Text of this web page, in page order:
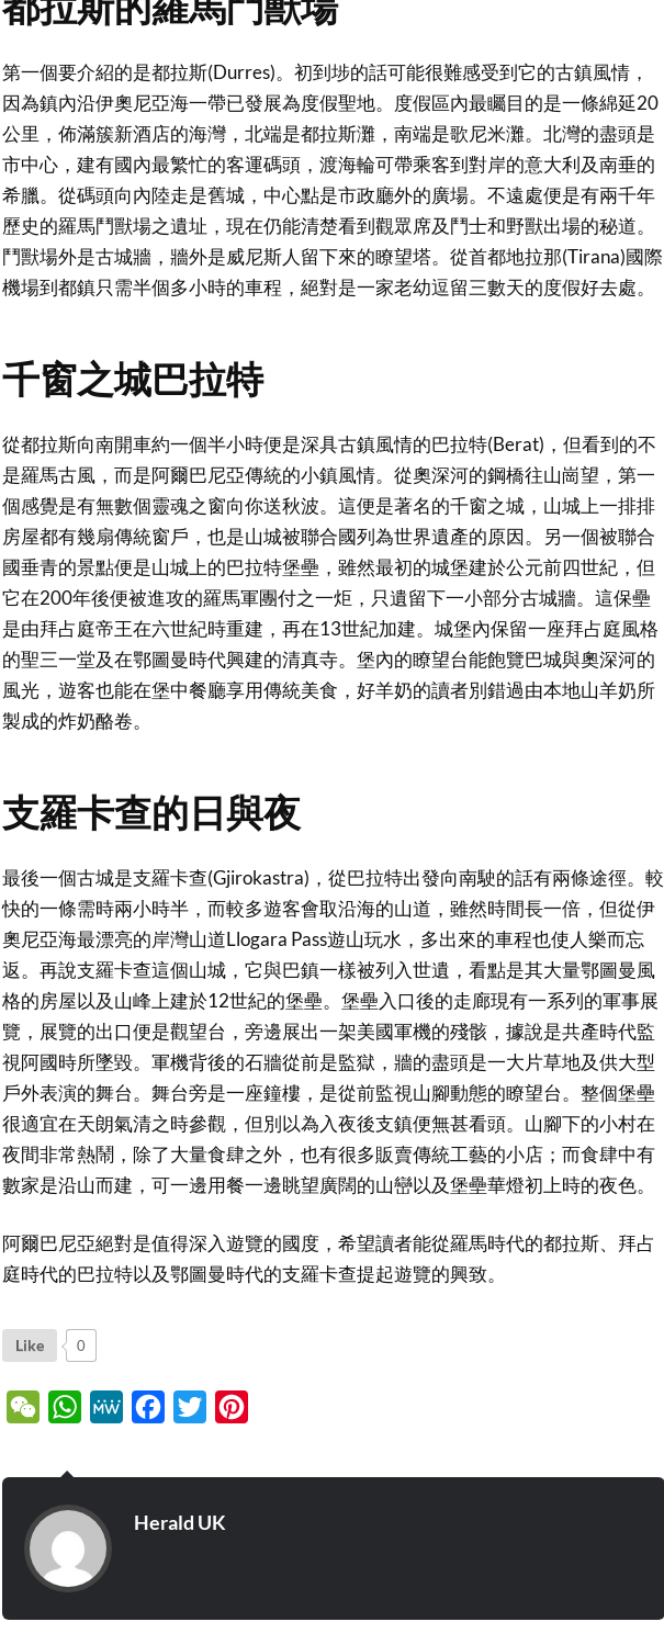
第一個要介紹的是都拉斯(Durres)。初到埗的話可能很難感受到它的古鎮風情，
因為鎮內沿伊奧尼亞海一帶已發展為度假聖地。度假區內最矚目的是一條綿延20
公里，佈滿簇新酒店的海灣，北端是都拉斯灘，南端是歌尼米灘。北灣的盡頭是
市中心，建有國內最繁忙的客運碼頭，渡海輪可帶乘客到對岸的意大利及南垂的
希臘。從碼頭向內陸走是舊城，中心點是市政廳外的廣場。不遠處便是有兩千年
歷史的羅馬鬥獸場之遺址，現在仍能清楚看到觀眾席及鬥士和野獸出場的秘道。
鬥獸場外是古城牆，牆外是威尼斯人留下來的瞭望塔。從首都地拉那(Tirana)國際
機場到都鎮只需半個多小時的車程，絕對是一家老幼逗留三數天的度假好去處。
千窗之城巴拉特
從都拉斯向南開車約一個半小時便是深具古鎮風情的巴拉特(Berat)，但看到的不
是羅馬古風，而是阿爾巴尼亞傳統的小鎮風情。從奧深河的鋼橋往山崗望，第一
個感覺是有無數個靈魂之窗向你送秋波。這便是著名的千窗之城，山城上一排排
房屋都有幾扇傳統窗戶，也是山城被聯合國列為世界遺產的原因。另一個被聯合
國垂青的景點便是山城上的巴拉特堡壘，雖然最初的城堡建於公元前四世紀，但
它在200年後便被進攻的羅馬軍團付之一炬，只遺留下一小部分古城牆。這保壘
是由拜占庭帝王在六世紀時重建，再在13世紀加建。城堡內保留一座拜占庭風格
的聖三一堂及在鄂圖曼時代興建的清真寺。堡內的瞭望台能飽覽巴城與奧深河的
風光，遊客也能在堡中餐廳享用傳統美食，好羊奶的讀者別錯過由本地山羊奶所
製成的炸奶酪卷。
支羅卡查的日與夜
最後一個古城是支羅卡查(Gjirokastra)，從巴拉特出發向南駛的話有兩條途徑。較
快的一條需時兩小時半，而較多遊客會取沿海的山道，雖然時間長一倍，但從伊
奧尼亞海最漂亮的岸灣山道Llogara Pass遊山玩水，多出來的車程也使人樂而忘
返。再說支羅卡查這個山城，它與巴鎮一樣被列入世遺，看點是其大量鄂圖曼風
格的房屋以及山峰上建於12世紀的堡壘。堡壘入口後的走廊現有一系列的軍事展
覽，展覽的出口便是觀望台，旁邊展出一架美國軍機的殘骸，據說是共產時代監
視阿國時所墜毀。軍機背後的石牆從前是監獄，牆的盡頭是一大片草地及供大型
戶外表演的舞台。舞台旁是一座鐘樓，是從前監視山腳動態的瞭望台。整個堡壘
很適宜在天朗氣清之時參觀，但別以為入夜後支鎮便無甚看頭。山腳下的小村在
夜間非常熱鬧，除了大量食肆之外，也有很多販賣傳統工藝的小店；而食肆中有
數家是沿山而建，可一邊用餐一邊眺望廣闊的山巒以及堡壘華燈初上時的夜色。
阿爾巴尼亞絕對是值得深入遊覽的國度，希望讀者能從羅馬時代的都拉斯、拜占
庭時代的巴拉特以及鄂圖曼時代的支羅卡查提起遊覽的興致。
Like 0
WeChatWhatsApp
MeWe Facebook
Twitter
Herald UK